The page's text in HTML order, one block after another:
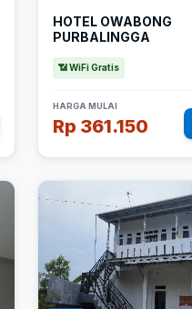
HOTEL OWABONG
PURBALINGGA
📶 WiFi Gratis
HARGA MULAI
Rp 361.150